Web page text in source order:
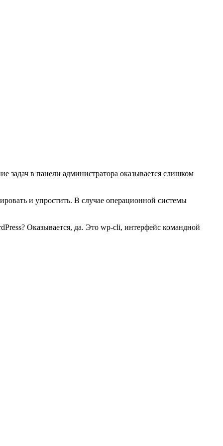
задач в панели администратора оказывается слишком
и упростить. В случае операционной системы
Оказывается, да. Это wp-cli, интерфейс командной